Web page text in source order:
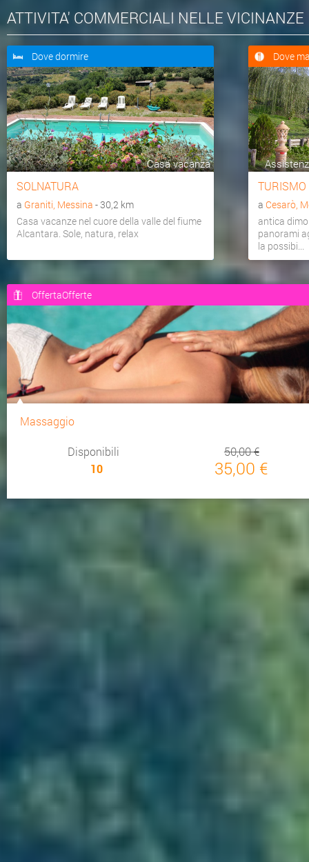
ATTIVITA' COMMERCIALI NELLE VICINANZE
Dove dormire
Casa vacanza
SOLNATURA
a Graniti, Messina - 30,2 km
Casa vacanze nel cuore della valle del fiume
Alcantara. Sole, natura, relax
Dove
TURISMO
a Cesarò,
antica
panorami
la possibi...
OffertaOfferte
Massaggio
Disponibili
10
50,00 €
35,00 €